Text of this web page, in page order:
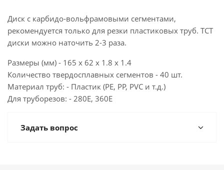
Диск с карбидо-вольфрамовыми сегментами,
рекомендуется только для резки пластиковых труб. TCT
диски можно наточить 2-3 раза.
Размеры (мм) - 165 x 62 x 1.8 x 1.4
Количество твердосплавных сегментов - 40 шт.
Материал труб: - Пластик (PE, PP, PVC и т.д.)
Для труборезов: - 280E, 360E
Задать вопрос